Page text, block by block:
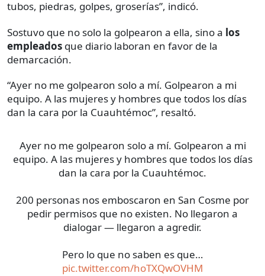
tubos, piedras, golpes, groserías”, indicó.
Sostuvo que no solo la golpearon a ella, sino a los
empleados que diario laboran en favor de la
demarcación.
“Ayer no me golpearon solo a mí. Golpearon a mi
equipo. A las mujeres y hombres que todos los días
dan la cara por la Cuauhtémoc”, resaltó.
Ayer no me golpearon solo a mí. Golpearon a mi
equipo. A las mujeres y hombres que todos los días
dan la cara por la Cuauhtémoc.
200 personas nos emboscaron en San Cosme por
pedir permisos que no existen. No llegaron a
dialogar — llegaron a agredir.
Pero lo que no saben es que…
pic.twitter.com/hoTXQwOVHM